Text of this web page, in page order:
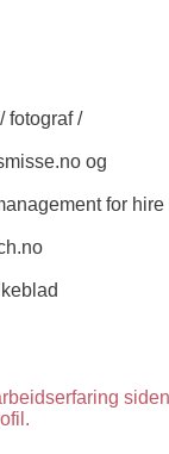
fotograf /
og
for hire
siden